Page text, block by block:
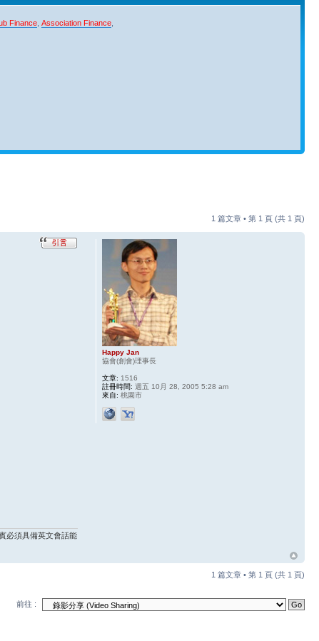
Finance Association Finance
1 篇文章 • 第 1 頁 (共 1 頁)
必須具備英文會話能
Happy Jan
協會(創會)理事長
文章: 1516
註冊時間: 週五 10月 28, 2005 5:28 am
來自: 桃園市
1 篇文章 • 第 1 頁 (共 1 頁)
前往 :